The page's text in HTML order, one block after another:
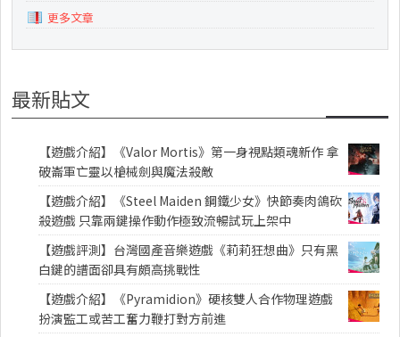
更多文章
最新貼文
【遊戲介紹】《Valor Mortis》第一身視點類魂新作 拿
破崙軍亡靈以槍械劍與魔法殺敵
【遊戲介紹】《Steel Maiden 鋼鐵少女》快節奏肉鴿砍
殺遊戲 只靠兩鍵操作動作極致流暢試玩上架中
【遊戲評測】台灣國產音樂遊戲《莉莉狂想曲》只有黑
白鍵的譜面卻具有頗高挑戰性
【遊戲介紹】《Pyramidion》硬核雙人合作物理遊戲
扮演監工或苦工奮力鞭打對方前進